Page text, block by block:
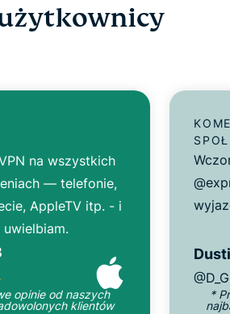
na wszystkich
— telefonie,
AppleTV itp. - i
opinie od naszych
klientów
*